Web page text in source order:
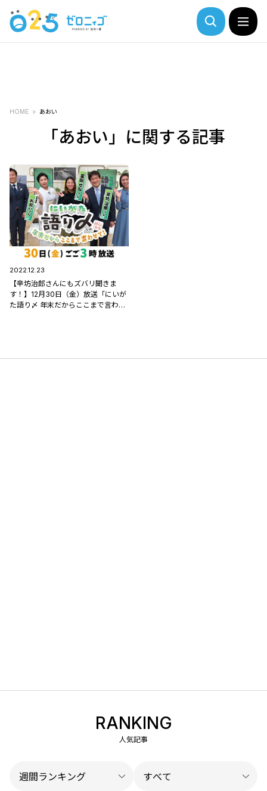
HOME あおい
「あおい」に関する記事
2022.12.23
【辛坊治郎さんにもズバリ聞きま
す！】12月30日（金）放送「にいが
た語り〆 年末だからここまで言わせ
RANKING
人気記事